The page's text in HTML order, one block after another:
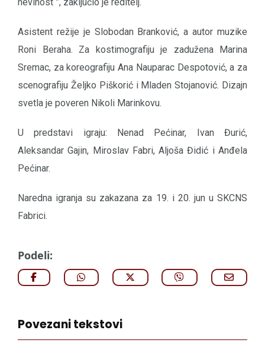
nevinost ”, zaključio je reditelj.
Asistent režije je Slobodan Branković, a autor muzike
Roni Beraha. Za kostimografiju je zadužena Marina
Sremac, za koreografiju Ana Nauparac Despotović, a za
scenografiju Željko Piškorić i Mladen Stojanović. Dizajn
svetla je poveren Nikoli Marinkovu.
U predstavi igraju: Nenad Pećinar, Ivan Đurić,
Aleksandar Gajin, Miroslav Fabri, Aljoša Đidić i Anđela
Pećinar.
Naredna igranja su zakazana za 19. i 20. jun u SKCNS
Fabrici.
Podeli:
Povezani tekstovi